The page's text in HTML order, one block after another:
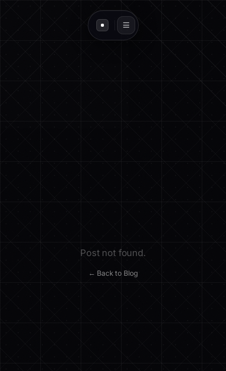
Post not found.
← Back to Blog